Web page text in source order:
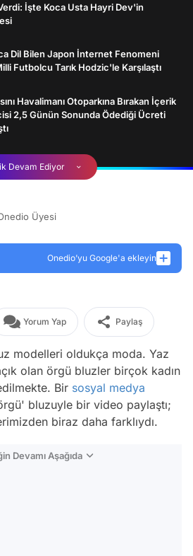
İşte Koca Usta Hayri Dev'in
Dil Bilen Japon İnternet Fenomeni
Futbolcu Tarık Hodzic'le Karşılaştı
Havalimanı Otoparkına Bırakan İçerik
2,5 Günün Sonunda Ödediği Ücreti
Devam Ediyor
Üyesi
Onedio’yu Google'a ekleyin
Yorum Yap Paylaş
modelleri oldukça moda. Yaz
olan örgü bluzler birçok kadın
Bir sosyal medya
bluzuyle bir video paylaştı;
biraz daha farklıydı.
Devamı Aşağıda